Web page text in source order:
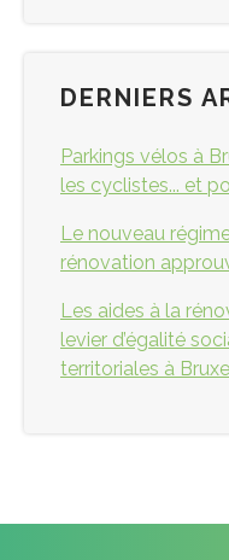
DERNIERS
Parkings vélos à
les cyclistes... et
Le nouveau
rénovation
Les aides à la
levier d’égalité
territoriales à